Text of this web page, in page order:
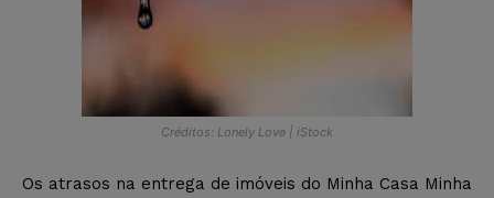
Créditos: Lonely Love | iStock
Os atrasos na entrega de imóveis do Minha Casa Minha